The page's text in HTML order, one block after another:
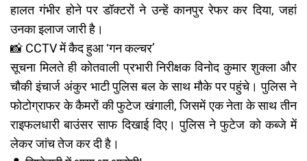
हालत गंभीर होने पर डॉक्टरों ने उन्हें कानपुर रेफर कर दिया, जहां
उनका इलाज जारी है।
📸 CCTV में कैद हुआ ‘गन कल्चर’
सूचना मिलते ही कोतवाली प्रभारी निरीक्षक विनोद कुमार शुक्ला और
चौकी इंचार्ज अंकुर भाटी पुलिस बल के साथ मौके पर पहुंचे। पुलिस ने
फोटोग्राफर के कैमरों की फुटेज खंगाली, जिसमें एक नेता के साथ तीन
राइफलधारी बाउंसर साफ दिखाई दिए। पुलिस ने फुटेज को कब्जे में
लेकर जांच तेज कर दी है।